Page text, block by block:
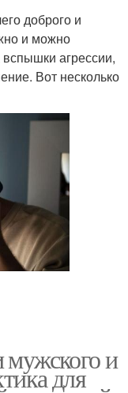
доброго и
и можно
агрессии,
Вот несколько
мужского и
для